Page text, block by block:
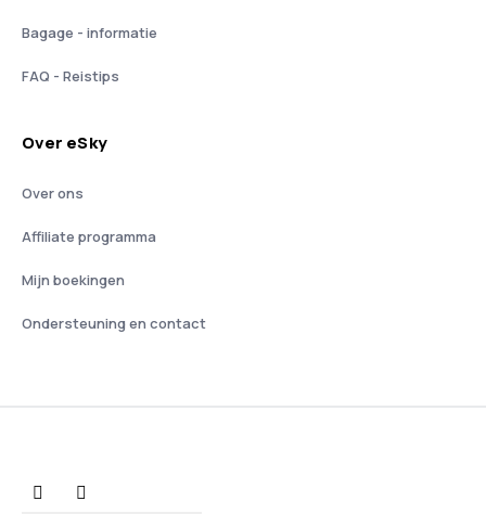
Bagage - informatie
FAQ - Reistips
Over eSky
Over ons
Affiliate programma
Mijn boekingen
Ondersteuning en contact